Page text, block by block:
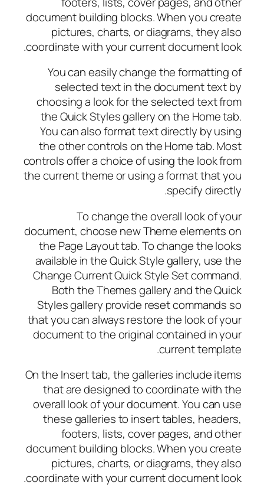
document building blocks. When you create
pictures, charts, or diagrams, they also
coordinate with your current document look.
You can easily change the formatting of
selected text in the document text by
choosing a look for the selected text from
the Quick Styles gallery on the Home tab.
You can also format text directly by using
the other controls on the Home tab. Most
controls offer a choice of using the look from
the current theme or using a format that you
specify directly.
To change the overall look of your
document, choose new Theme elements on
the Page Layout tab. To change the looks
available in the Quick Style gallery, use the
Change Current Quick Style Set command.
Both the Themes gallery and the Quick
Styles gallery provide reset commands so
that you can always restore the look of your
document to the original contained in your
current template.
On the Insert tab, the galleries include items
that are designed to coordinate with the
overall look of your document. You can use
these galleries to insert tables, headers,
footers, lists, cover pages, and other
document building blocks. When you create
pictures, charts, or diagrams, they also
coordinate with your current document look.